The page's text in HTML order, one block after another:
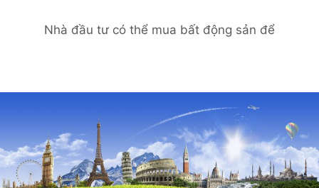
Nhà đầu tư có thể mua bất động sản để